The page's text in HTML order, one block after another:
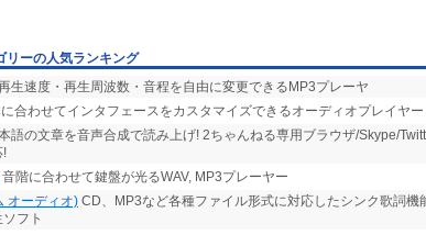
リーの人気ランキング
生速度・再生周波数・音程を自由に変更できるMP3プレーヤ
合わせてインタフェースをカスタマイズできるオーディオプレイヤー
語の文章を音声合成で読み上げ! 2ちゃんねる専用ブラウザ/Skype/
!
音階に合わせて鍵盤が光るWAV, MP3プレーヤー
オーディオ) CD、MP3など各種ファイル形式に対応したシンク歌詞機
フト